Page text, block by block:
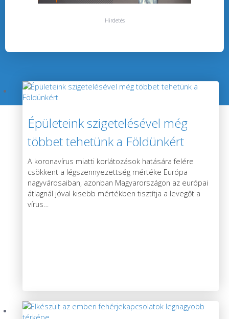
Hirdetés
Épületeink szigetelésével még
többet tehetünk a Földünkért
A koronavírus miatti korlátozások hatására felére
csökkent a légszennyezettség mértéke Európa
nagyvárosaiban, azonban Magyarországon az európai
átlagnál jóval kisebb mértékben tisztítja a levegőt a
vírus…